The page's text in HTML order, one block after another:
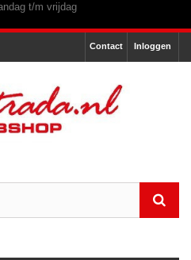
Inloggen
Contact